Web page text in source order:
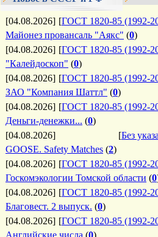
[04.08.2026] [ГОСТ 1820-85 (1992-
Майонез провансаль "Аякс" (0)
[04.08.2026] [ГОСТ 1820-85 (1992-
"Калейдоскоп" (0)
[04.08.2026] [ГОСТ 1820-85 (1992-
ЗАО "Компания Шаттл" (0)
[04.08.2026] [ГОСТ 1820-85 (1992-
Деньги-денежки... (0)
[04.08.2026]
[Без
GOOSE. Safety Matches (2)
[04.08.2026] [ГОСТ 1820-85 (1992-
Госкомэкологии Томской области (0
[04.08.2026] [ГОСТ 1820-85 (1992-
Благовест. 2 выпуск. (0)
[04.08.2026] [ГОСТ 1820-85 (1992-
Английские числа (0)